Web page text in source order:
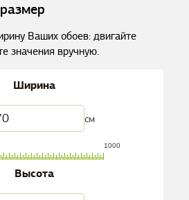
Ваших обоев: двигайте
значения вручную.
Ширина
см
1000
Высота